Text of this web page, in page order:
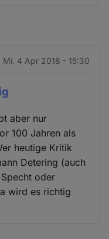
Mi. 4 Apr 2018 - 15:30
aber nur
100 Jahren als
heutige Kritik
Detering (auch
oder
wird es richtig